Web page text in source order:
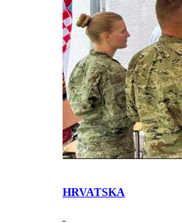
HRVATSKA